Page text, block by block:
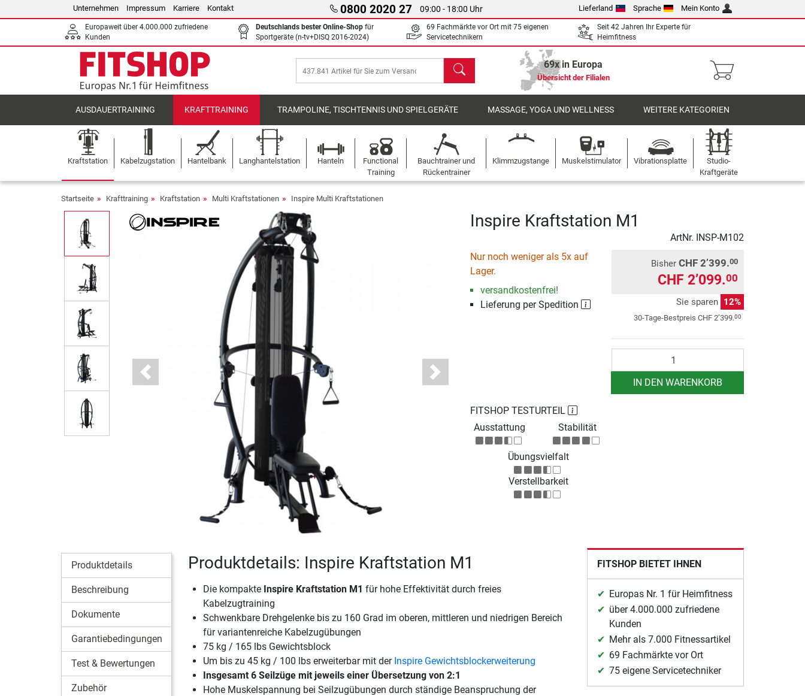
Unternehmen Impressum Karriere Kontakt 0800 2020 27 09:00 - 18:00 Uhr Lieferland Sprache Mein Konto
Europaweit über 4.000.000 zufriedene
Kunden
Deutschlands bester Online-Shop für
Sportgeräte (n-tv+DISQ 2016-2024)
69 Fachmärkte vor Ort mit 75 eigenen
Servicetechnikern
Seit 42 Jahren Ihr Experte für
Heimfitness
Suchen 69x in Europa
Übersicht der Filialen
AUSDAUERTRAINING KRAFTTRAINING TRAMPOLINE, TISCHTENNIS UND SPIELGERÄTE MASSAGE, YOGA UND WELLNESS WEITERE KATEGORIEN
Kraftstation Kabelzugstation Hantelbank Langhantelstation Hanteln
Functional
Training
Bauchtrainer und
Rückentrainer
Klimmzugstange Muskelstimulator Vibrationsplatte
Studio-
Kraftgeräte
Startseite Krafttraining Kraftstation Multi Kraftstationen Inspire Multi Kraftstationen
Previous Next
Inspire Kraftstation M1
ArtNr. INSP-M102
Nur noch weniger als 5x auf
Lager.
versandkostenfrei!
Lieferung per Spedition
Bisher CHF 2’399.00
CHF 2’099.00
Sie sparen 12%
30-Tage-Bestpreis CHF 2’399.00
IN DEN WARENKORB
FITSHOP TESTURTEIL
Ausstattung
Stabilität
Übungsvielfalt
Verstellbarkeit
Produktdetails
Beschreibung
Dokumente
Garantiebedingungen
Test & Bewertungen
Zubehör
Produktdetails: Inspire Kraftstation M1
Die kompakte Inspire Kraftstation M1 für hohe Effektivität durch freies
Kabelzugtraining
Schwenkbare Drehgelenke bis zu 160 Grad im oberen, mittleren und niedrigen Bereich
für variantenreiche Kabelzugübungen
75 kg / 165 lbs Gewichtsblock
Um bis zu 45 kg / 100 lbs erweiterbar mit der Inspire Gewichtsblockerweiterung
Insgesamt 6 Seilzüge mit jeweils einer Übersetzung von 2:1
Hohe Muskelspannung bei Seilzugübungen durch ständige Beanspruchung der
FITSHOP BIETET IHNEN
Europas Nr. 1 für Heimfitness
über 4.000.000 zufriedene
Kunden
Mehr als 7.000 Fitnessartikel
69 Fachmärkte vor Ort
75 eigene Servicetechniker